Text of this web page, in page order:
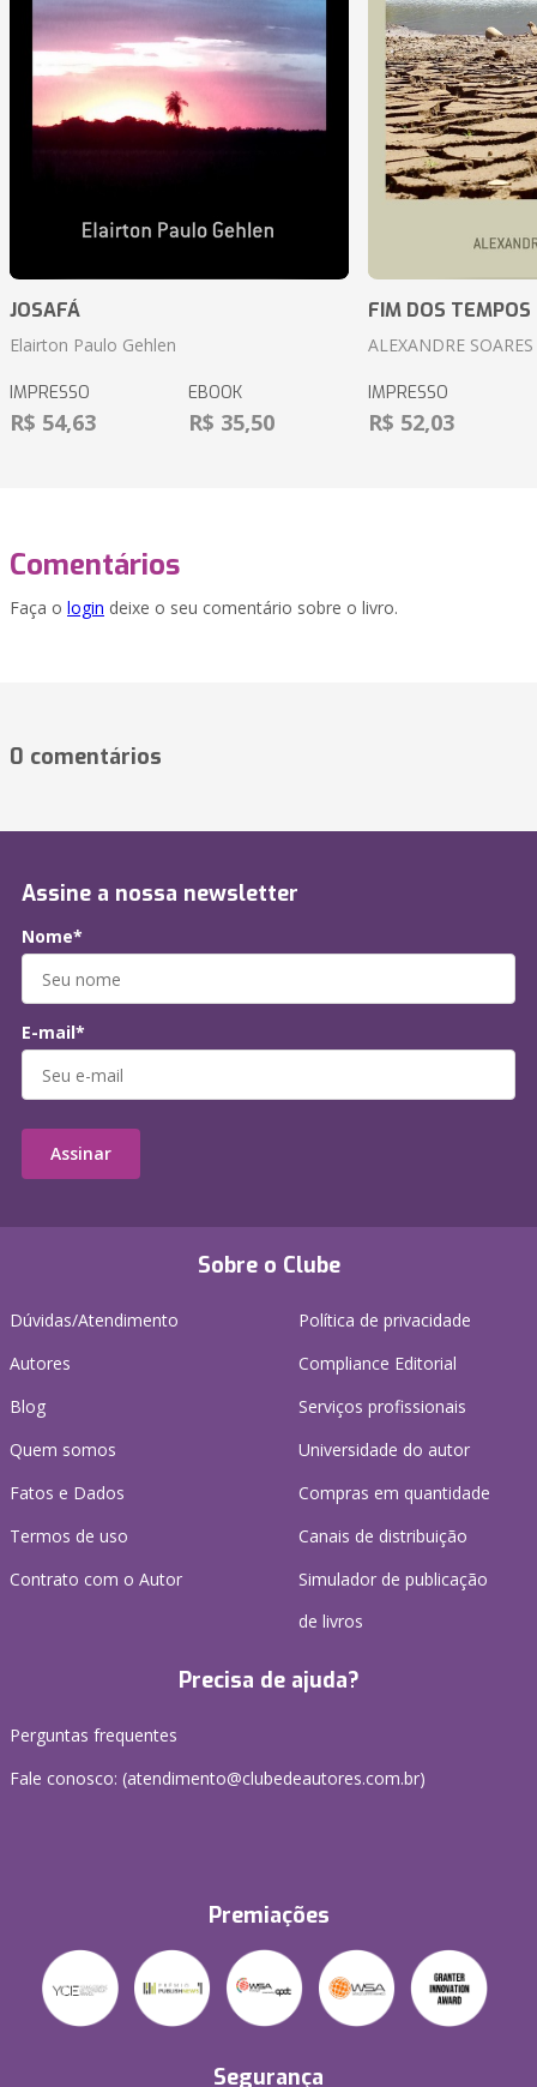
JOSAFÁ
Elairton Paulo Gehlen
IMPRESSO
R$ 54,63
EBOOK
R$ 35,50
FIM DOS TEMPOS
ALEXANDRE SOARES
IMPRESSO
R$ 52,03
Comentários
Faça o login deixe o seu comentário sobre o livro.
0 comentários
Sobre o Clube
Dúvidas/Atendimento
Autores
Blog
Quem somos
Fatos e Dados
Termos de uso
Contrato com o Autor
Política de privacidade
Compliance Editorial
Serviços profissionais
Universidade do autor
Compras em quantidade
Canais de distribuição
Simulador de publicação
de livros
Precisa de ajuda?
Perguntas frequentes
Fale conosco: (atendimento@clubedeautores.com.br)
Premiações
Segurança
Assine a nossa newsletter
Nome*
E-mail*
Assinar